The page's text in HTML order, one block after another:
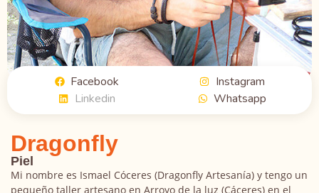
Facebook
Instagram
Linkedin
Whatsapp
Dragonfly
Piel
Mi nombre es Ismael Cóceres (Dragonfly Artesanía) y tengo un
pequeño taller artesano en Arroyo de la luz (Cáceres) en el